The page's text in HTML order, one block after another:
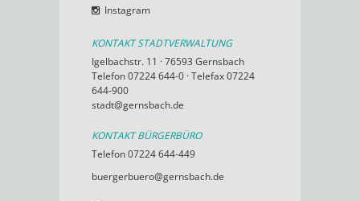
Instagram
KONTAKT STADTVERWALTUNG
Igelbachstr. 11 · 76593 Gernsbach
Telefon 07224 644-0 · Telefax 07224
644-900
stadt@gernsbach.de
KONTAKT BÜRGERBÜRO
Telefon 07224 644-449
buergerbuero@gernsbach.de